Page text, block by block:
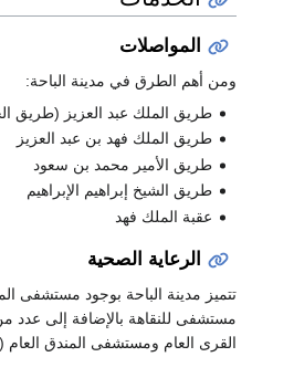
المواصلات
ومن أهم الطرق في مدينة الباحة:
طريق الملك عبد العزيز (طريق
طريق الملك فهد بن عبد العزيز
طريق الأمير محمد بن سعود
طريق الشيخ إبراهيم الإبراهيم
عقبة الملك فهد
الرعاية الصحية
تتميز مدينة الباحة بوجود مستشفى
مستشفى للنقاهة بالإضافة إلى
القرى العام ومستشفى المندق